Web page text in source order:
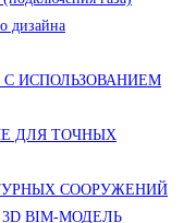
дизайна
ИСПОЛЬЗОВАНИЕМ
ДЛЯ ТОЧНЫХ
СООРУЖЕНИЙ
BIM-МОДЕЛЬ